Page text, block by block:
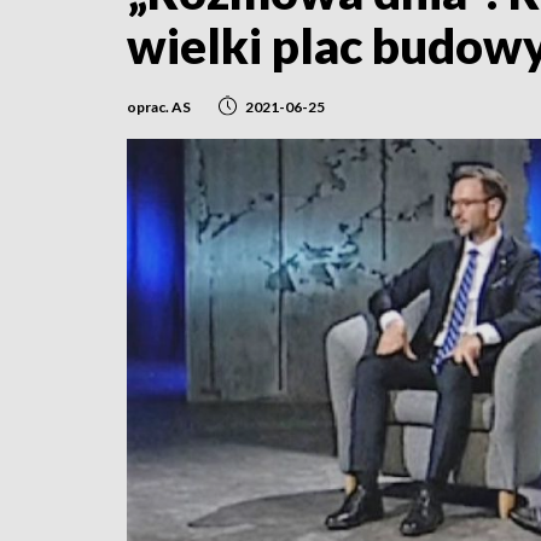
wielki plac
oprac. AS 2021-06-25